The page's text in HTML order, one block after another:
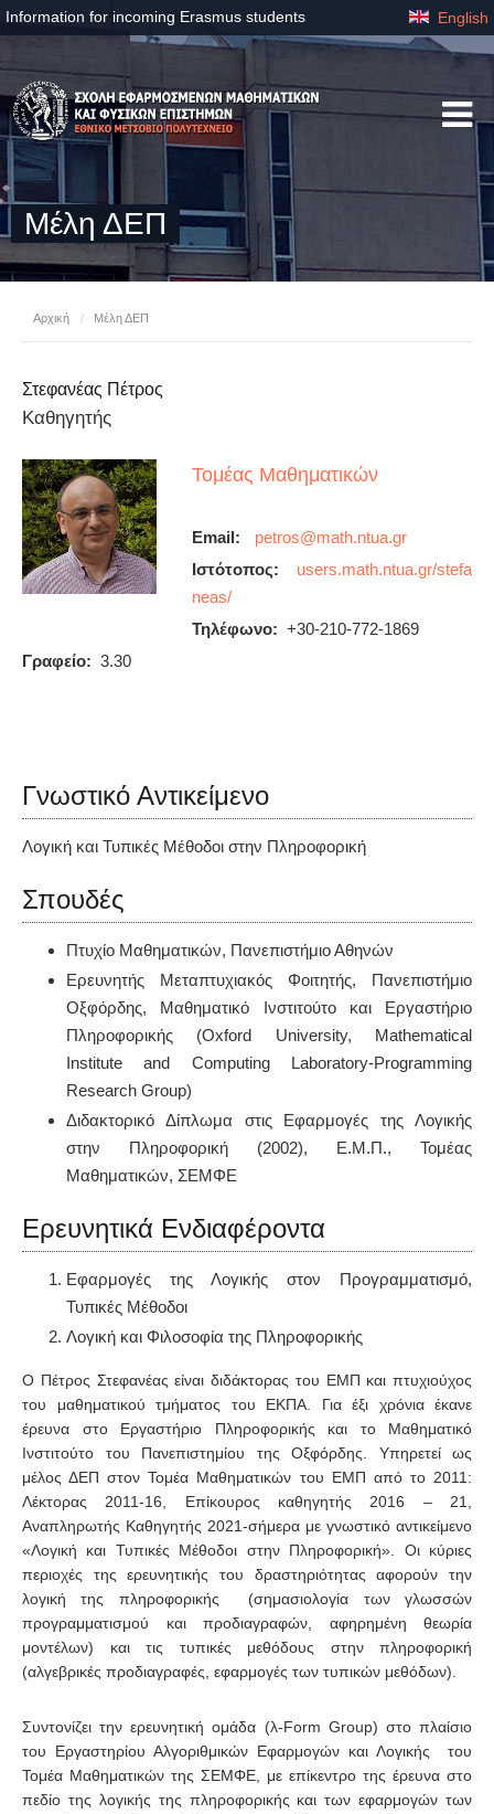
Information for incoming Erasmus students English
Μέλη ΔΕΠ
Αρχική / Μέλη ΔΕΠ
Στεφανέας Πέτρος
Καθηγητής
Τομέας Μαθηματικών
Email:
Ιστότοπος:
users.math.ntua.gr/stefa
neas/
Τηλέφωνο: +30-210-772-1869
Γραφείο: 3.30
Γνωστικό Αντικείμενο
Λογική και Τυπικές Μέθοδοι στην Πληροφορική
Σπουδές
Πτυχίο Μαθηματικών, Πανεπιστήμιο Αθηνών
Ερευνητής Μεταπτυχιακός Φοιτητής, Πανεπιστήμιο
Οξφόρδης, Μαθηματικό Ινστιτούτο και Εργαστήριο
Πληροφορικής (Oxford University, Mathematical
Institute and Computing Laboratory-Programming
Research Group)
Διδακτορικό Δίπλωμα στις Εφαρμογές της Λογικής
στην Πληροφορική (2002), Ε.Μ.Π., Τομέας
Μαθηματικών, ΣΕΜΦΕ
Ερευνητικά Ενδιαφέροντα
Εφαρμογές της Λογικής στον Προγραμματισμό,
Τυπικές Μέθοδοι
Λογική και Φιλοσοφία της Πληροφορικής
Ο Πέτρος Στεφανέας είναι διδάκτορας του ΕΜΠ και πτυχιούχος
του μαθηματικού τμήματος του ΕΚΠΑ. Για έξι χρόνια έκανε
έρευνα στο Εργαστήριο Πληροφορικής και το Μαθηματικό
Ινστιτούτο του Πανεπιστημίου της Οξφόρδης. Υπηρετεί ως
μέλος ΔΕΠ στον Τομέα Μαθηματικών του ΕΜΠ από το 2011:
Λέκτορας 2011-16, Επίκουρος καθηγητής 2016 – 21,
Αναπληρωτής Καθηγητής 2021-σήμερα με γνωστικό αντικείμενο
«Λογική και Τυπικές Μέθοδοι στην Πληροφορική». Οι κύριες
περιοχές της ερευνητικής του δραστηριότητας αφορούν την
λογική της πληροφορικής (σημασιολογία των γλωσσών
προγραμματισμού και προδιαγραφών, αφηρημένη θεωρία
μοντέλων) και τις τυπικές μεθόδους στην πληροφορική
(αλγεβρικές προδιαγραφές, εφαρμογές των τυπικών μεθόδων).
Συντονίζει την ερευνητική ομάδα (λ-Form Group) στο πλαίσιο
του Εργαστηρίου Αλγοριθμικών Εφαρμογών και Λογικής του
Τομέα Μαθηματικών της ΣΕΜΦΕ, με επίκεντρο της έρευνα στο
πεδίο της λογικής της πληροφορικής και των εφαρμογών των